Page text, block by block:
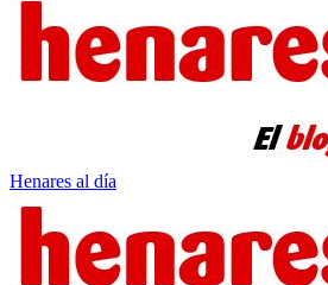
Henares al día